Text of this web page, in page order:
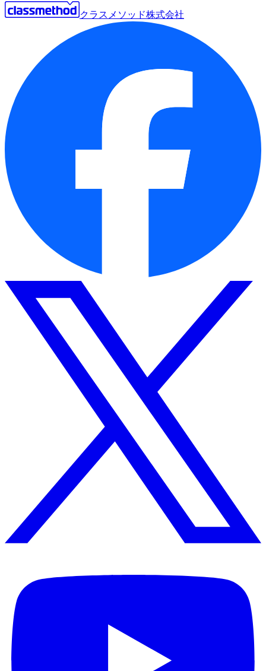
クラスメソッド株式会社